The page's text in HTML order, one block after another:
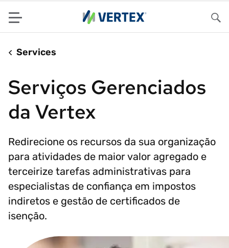
Menu
Services
Serviços Gerenciados
da Vertex
Redirecione os recursos da sua organização
para atividades de maior valor agregado e
terceirize tarefas administrativas para
especialistas de confiança em impostos
indiretos e gestão de certificados de
isenção.